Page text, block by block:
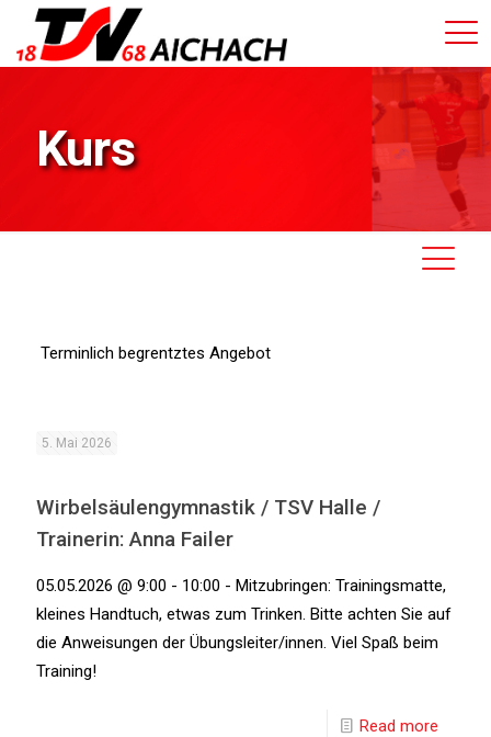
Kurs
Terminlich begrentztes Angebot
5. Mai 2026
Wirbelsäulengymnastik / TSV Halle /
Trainerin: Anna Failer
05.05.2026 @ 9:00 - 10:00 - Mitzubringen: Trainingsmatte,
kleines Handtuch, etwas zum Trinken. Bitte achten Sie auf
die Anweisungen der Übungsleiter/innen. Viel Spaß beim
Training!
Read more